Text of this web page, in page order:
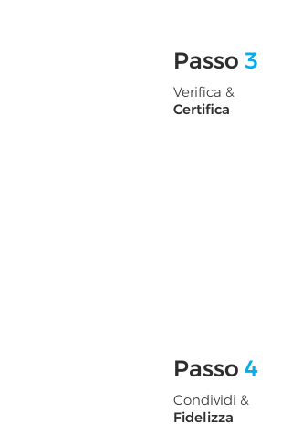
Passo 3
Verifica &
Certifica
Passo 4
Condividi &
Fidelizza